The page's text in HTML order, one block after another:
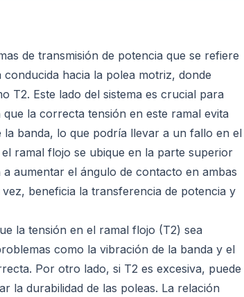
de transmisión de potencia que se refiere
hacia la polea motriz, donde
T2. Este lado del sistema es crucial para
la correcta tensión en este ramal evita
banda, lo que podría llevar a un fallo en el
ramal flojo se ubique en la parte superior
aumentar el ángulo de contacto en ambas
beneficia la transferencia de potencia y
la tensión en el ramal flojo (T2) sea
como la vibración de la banda y el
Por otro lado, si T2 es excesiva, puede
la durabilidad de las poleas. La relación